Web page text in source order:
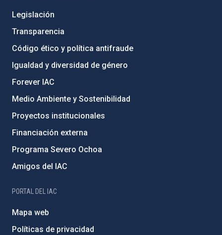
Legislación
Transparencia
Código ético y política antifraude
Igualdad y diversidad de género
Forever IAC
Medio Ambiente y Sostenibilidad
Proyectos institucionales
Financiación externa
Programa Severo Ochoa
Amigos del IAC
PORTAL DEL IAC
Mapa web
Políticas de privacidad